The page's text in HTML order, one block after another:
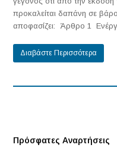
προκαλείται δαπάνη σε
αποφασίζει: Άρθρο 1
Διαβάστε Περισσότερα
Πρόσφατες Αναρτήσεις